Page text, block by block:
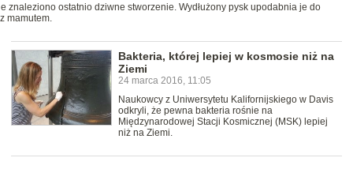
znaleziono ostatnio dziwne stworzenie. Wydłużony pysk upodabnia je do
mamutem.
Bakteria, której lepiej w kosmosie niż na
Ziemi
24 marca 2016, 11:05
Naukowcy z Uniwersytetu Kalifornijskiego w Davis
odkryli, że pewna bakteria rośnie na
Międzynarodowej Stacji Kosmicznej (MSK) lepiej
niż na Ziemi.